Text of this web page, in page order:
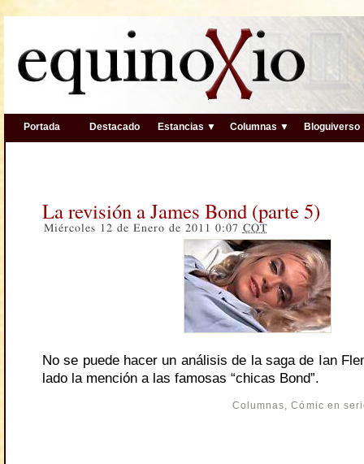
Portada Destacado Estancias ▼ Columnas ▼ Bloguiverso
La revisión a James Bond (parte 5)
Miércoles 12 de Enero de 2011 0:07 COT
No se puede hacer un análisis de la saga de Ian
lado la mención a las famosas “chicas Bond”.
Columnas,Cómic en